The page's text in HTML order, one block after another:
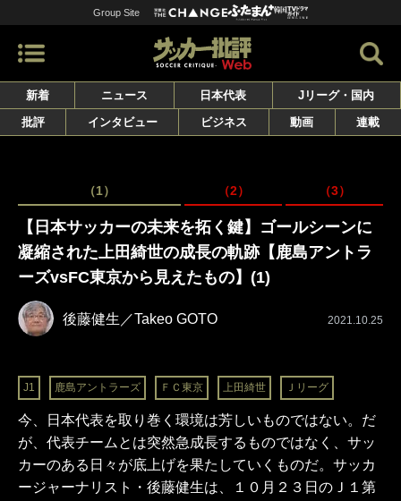
Group Site
新着 ニュース 日本代表
Jリーグ・国内
批評
インタビュー ビジネス 動画 連載
（1） （2） （3）
【日本サッカーの未来を拓く鍵】ゴールシーンに
凝縮された上田綺世の成長の軌跡【鹿島アントラ
ーズvsFC東京から見えたもの】(1)
後藤健生／Takeo GOTO 2021.10.25
J1 鹿島アントラーズ ＦＣ東京 上田綺世 Ｊリーグ
今、日本代表を取り巻く環境は芳しいものではない。だ
が、代表チームとは突然急成長するものではなく、サッ
カーのある日々が底上げを果たしていくものだ。サッカ
ージャーナリスト・後藤健生は、１０月２３日のＪ１第